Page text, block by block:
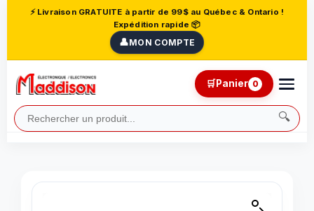
⚡ Livraison GRATUITE à partir de 99$ au Québec & Ontario !
Expédition rapide 📦
👤MON COMPTE
🔍
🛒Panier 0